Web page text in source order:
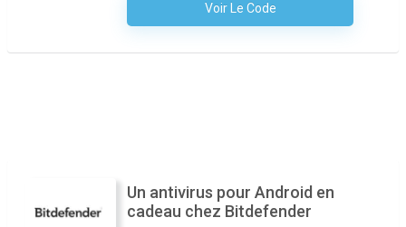
Voir Le Code
Aucun Code N'est Nécessaire
Un antivirus pour Android en
cadeau chez Bitdefender